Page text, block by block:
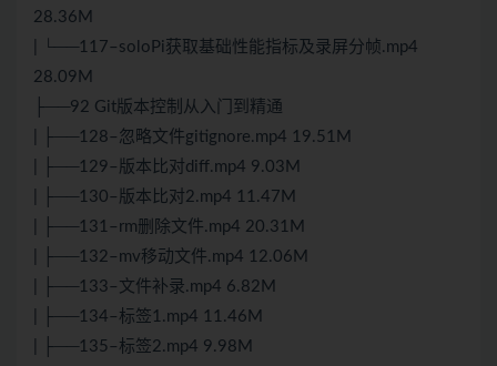
28.36M
| └──117–soloPi获取基础性能指标及录屏分帧.mp4
28.09M
├──92 Git版本控制从入门到精通
| ├──128–忽略文件gitignore.mp4 19.51M
| ├──129–版本比对diff.mp4 9.03M
| ├──130–版本比对2.mp4 11.47M
| ├──131–rm删除文件.mp4 20.31M
| ├──132–mv移动文件.mp4 12.06M
| ├──133–文件补录.mp4 6.82M
| ├──134–标签1.mp4 11.46M
| ├──135–标签2.mp4 9.98M